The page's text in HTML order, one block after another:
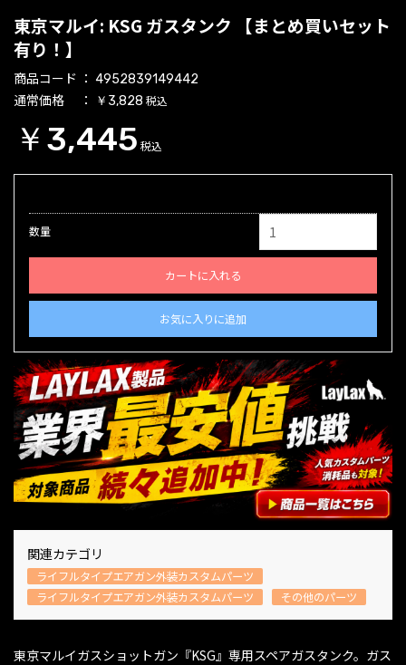
東京マルイ: KSG ガスタンク 【まとめ買いセット
有り！】
商品コード 4952839149442
通常価格 ￥3,828 税込
￥3,445 税込
数量
カートに入れる
お気に入りに追加
関連カテゴリ
ライフルタイプエアガン外装カスタムパーツ
ライフルタイプエアガン外装カスタムパーツ
その他のパーツ
東京マルイガスショットガン『KSG』専用スペアガスタンク。ガス